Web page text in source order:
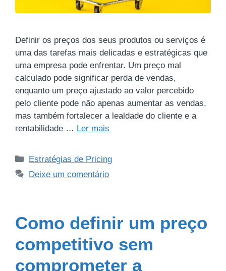
Definir os preços dos seus produtos ou serviços é
uma das tarefas mais delicadas e estratégicas que
uma empresa pode enfrentar. Um preço mal
calculado pode significar perda de vendas,
enquanto um preço ajustado ao valor percebido
pelo cliente pode não apenas aumentar as vendas,
mas também fortalecer a lealdade do cliente e a
rentabilidade … Ler mais
Estratégias de Pricing
Deixe um comentário
Como definir um preço
competitivo sem
comprometer a